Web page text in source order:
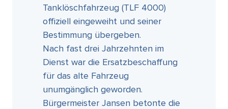
Tanklöschfahrzeug (TLF 4000)
offiziell eingeweiht und seiner
Bestimmung übergeben.
Nach fast drei Jahrzehnten im
Dienst war die Ersatzbeschaffung
für das alte Fahrzeug
unumgänglich geworden.
Bürgermeister Jansen betonte die